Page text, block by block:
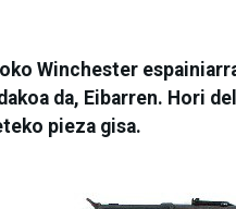
Winchester
da, Eibarren. Hori
pieza gisa.